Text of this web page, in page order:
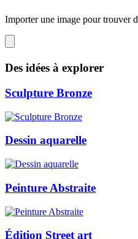
Importer une image pour trouver
Des idées à explorer
Sculpture Bronze
Dessin aquarelle
Peinture Abstraite
Édition Street art